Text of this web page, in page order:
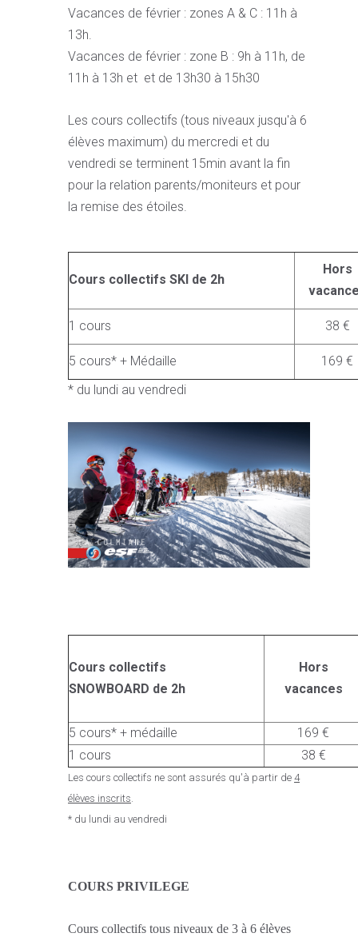
Vacances de février : zones A & C : 11h à
13h.
Vacances de février : zone B : 9h à 11h, de
11h à 13h et et de 13h30 à 15h30
Les cours collectifs (tous niveaux jusqu'à 6
élèves maximum) du mercredi et du
vendredi se terminent 15min avant la fin
pour la relation parents/moniteurs et pour
la remise des étoiles.
Cours collectifs SKI de 2h
Hors
1 cours 38 €
5 cours* + Médaille
169 €
* du lundi au vendredi
Cours collectifs
SNOWBOARD de 2h
Hors
vacances
5 cours* + médaille
169 €
1 cours
38 €
Les cours collectifs ne sont assurés qu'à partir de 4
élèves inscrits.
* du lundi au vendredi
COURS PRIVILEGE
Cours collectifs tous niveaux de 3 à 6 élèves